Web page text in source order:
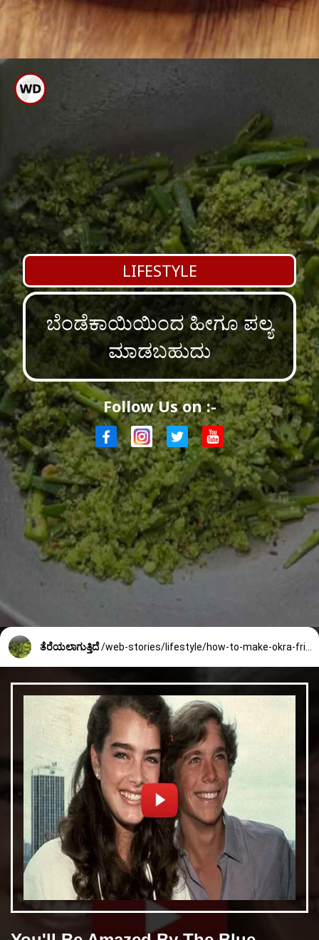
ಗಮನಿಸಿ: ಈ ಪಾಕ ವಿಧಾನ ವಿವಿಧ
ಮೂಲಗಳಿಂದ ಸಂಗ್ರಹಿಸಲಾಗಿದೆ.
LIFESTYLE
ಬೆಂಡೆಕಾಯಿಯಿಂದ ಹೀಗೂ ಪಲ್ಯ
ಮಾಡಬಹುದು
Follow Us on :-
ತೆರೆಯಲಾಗುತ್ತಿದೆ